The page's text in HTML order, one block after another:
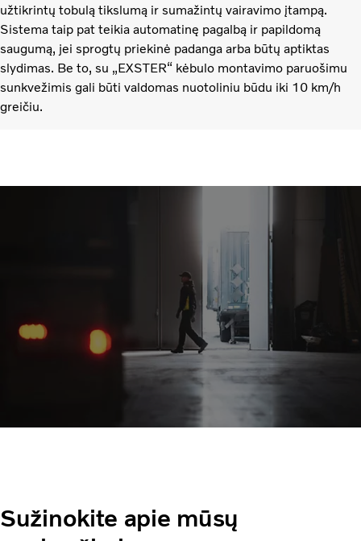
užtikrintų tobulą tikslumą ir sumažintų vairavimo įtampą.
Sistema taip pat teikia automatinę pagalbą ir papildomą
saugumą, jei sprogtų priekinė padanga arba būtų aptiktas
slydimas. Be to, su „EXSTER“ kėbulo montavimo paruošimu
sunkvežimis gali būti valdomas nuotoliniu būdu iki 10 km/h
greičiu.
Sužinokite apie mūsų